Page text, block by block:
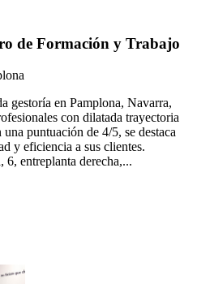
de Formación y Trabajo
gestoría en Pamplona, Navarra,
con dilatada trayectoria
puntuación de 4/5, se destaca
y eficiencia a sus clientes.
entreplanta derecha,...